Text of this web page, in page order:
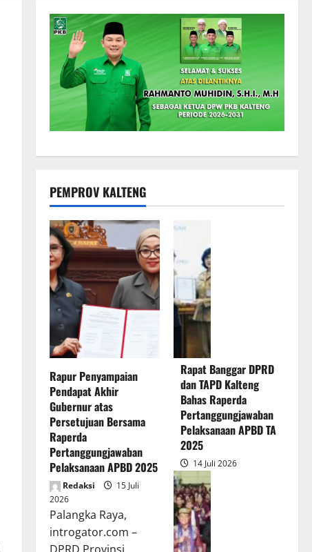
PEMPROV KALTENG
Rapur Penyampaian
Pendapat Akhir
Gubernur atas
Persetujuan Bersama
Raperda
Pertanggungjawaban
Pelaksanaan APBD 2025
Redaksi
15 Juli
2026
Palangka Raya,
introgator.com –
Rapat Banggar DPRD
dan TAPD Kalteng
Bahas Raperda
Pertanggungjawaban
Pelaksanaan APBD TA
2025
14 Juli 2026